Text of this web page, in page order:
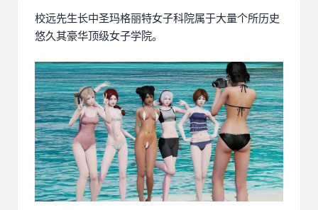
校远先生长中圣玛格丽特女子科院属于大量个所历史
悠久其豪华顶级女子学院。